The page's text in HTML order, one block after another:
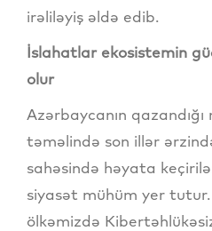
irəliləyiş əldə edib.
İslahatlar ekosistemin
olur
Azərbaycanın
təməlində son illər
sahəsində həyata
siyasət mühüm yer
ölkəmizdə